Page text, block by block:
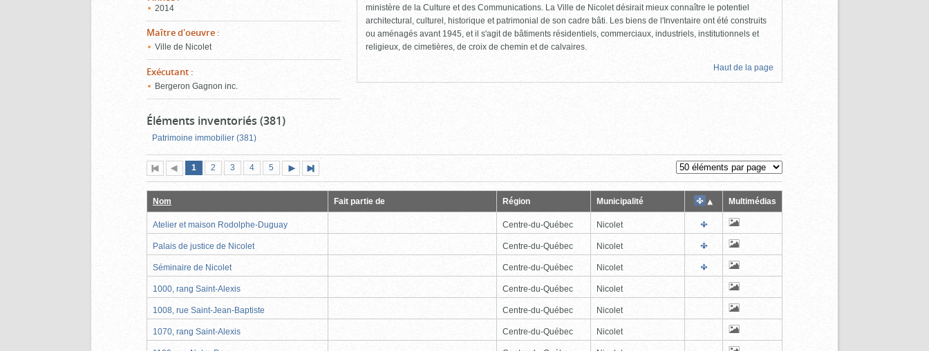
2014
Maître d'oeuvre :
Ville de Nicolet
Exécutant :
Bergeron Gagnon inc.
ministère de la Culture et des Communications. La Ville de Nicolet désirait mieux connaître le potentiel
architectural, culturel, historique et patrimonial de son cadre bâti. Les biens de l'Inventaire ont été construits
ou aménagés avant 1945, et il s'agit de bâtiments résidentiels, commerciaux, industriels, institutionnels et
religieux, de cimetières, de croix de chemin et de calvaires.
Haut de la page
Éléments inventoriés (381)
Patrimoine immobilier (381)
Première
page
Page
précédente
Page
1 (page
actuelle)
Page
2 Page
3 Page
4 Page
5
suivante
page
Nom Fait partie de Région Municipalité Multimédias
Atelier et maison Rodolphe-Duguay Centre-du-Québec Nicolet
Palais de justice de Nicolet Centre-du-Québec Nicolet
Séminaire de Nicolet Centre-du-Québec Nicolet
1000, rang Saint-Alexis Centre-du-Québec Nicolet
1008, rue Saint-Jean-Baptiste Centre-du-Québec Nicolet
1070, rang Saint-Alexis Centre-du-Québec Nicolet